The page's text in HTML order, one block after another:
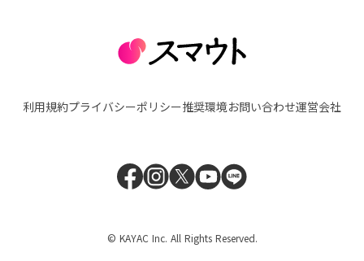
利用規約プライバシーポリシー推奨環境お問い合わせ運営会社
© KAYAC Inc. All Rights Reserved.